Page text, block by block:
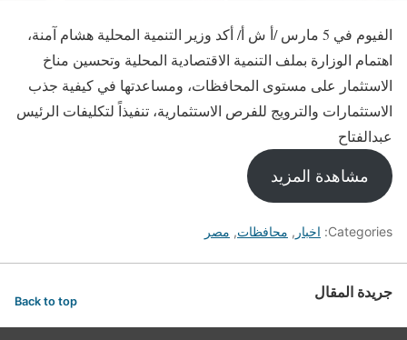
الفيوم في 5 مارس /أ ش أ/ أكد وزير التنمية المحلية هشام آمنة،
اهتمام الوزارة بملف التنمية الاقتصادية المحلية وتحسين مناخ
الاستثمار على مستوى المحافظات، ومساعدتها في كيفية جذب
الاستثمارات والترويج للفرص الاستثمارية، تنفيذاً لتكليفات الرئيس
عبدالفتاح
مشاهدة المزيد
Categories: اخبار , محافظات, مصر
جريدة المقال Back to top